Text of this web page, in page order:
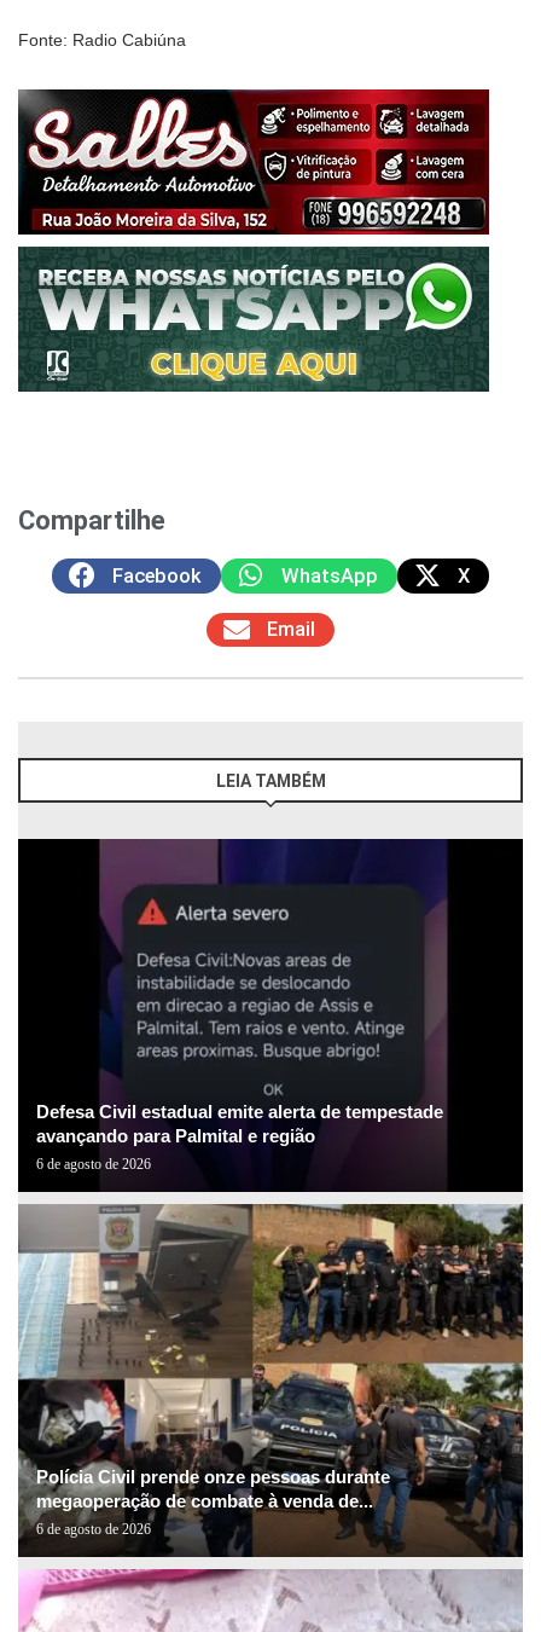
Fonte: Radio Cabiúna
Compartilhe
Facebook WhatsApp X
Email
LEIA TAMBÉM
Defesa Civil estadual emite alerta de tempestade
avançando para Palmital e região
6 de agosto de 2026
Polícia Civil prende onze pessoas durante
megaoperação de combate à venda de...
6 de agosto de 2026